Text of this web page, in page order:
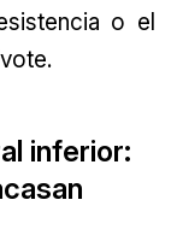
o el
inferior: